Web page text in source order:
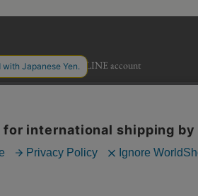
Official LINE account
Official Instagram account